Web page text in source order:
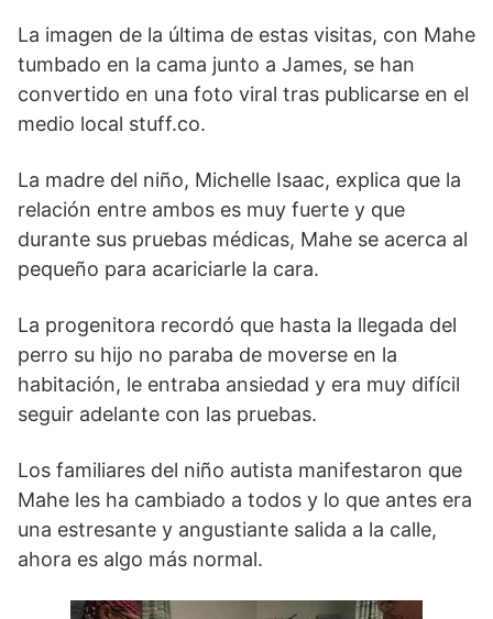
La imagen de la última de estas visitas, con Mahe
tumbado en la cama junto a James, se han
convertido en una foto viral tras publicarse en el
medio local stuff.co.
La madre del niño, Michelle Isaac, explica que la
relación entre ambos es muy fuerte y que
durante sus pruebas médicas, Mahe se acerca al
pequeño para acariciarle la cara.
La progenitora recordó que hasta la llegada del
perro su hijo no paraba de moverse en la
habitación, le entraba ansiedad y era muy difícil
seguir adelante con las pruebas.
Los familiares del niño autista manifestaron que
Mahe les ha cambiado a todos y lo que antes era
una estresante y angustiante salida a la calle,
ahora es algo más normal.